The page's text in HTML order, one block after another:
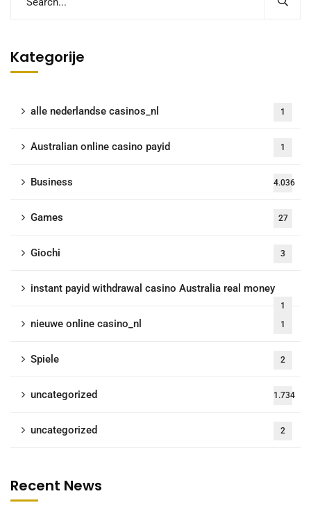
Kategorije
alle nederlandse casinos_nl 1
Australian online casino payid 1
Business 4.036
Games 27
Giochi 3
instant payid withdrawal casino Australia real money
1
nieuwe online casino_nl 1
Spiele 2
uncategorized 1.734
uncategorized 2
Recent News